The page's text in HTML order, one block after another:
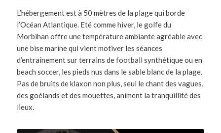
L’hébergement est à 50 mètres de la plage qui borde
l’Océan Atlantique. Eté comme hiver, le golfe du
Morbihan offre une température ambiante agréable avec
une bise marine qui vient motiver les séances
d’entraînement sur terrains de football synthétique ou en
beach soccer, les pieds nus dans le sable blanc de la plage.
Pas de bruits de klaxon non plus, seul le chant des vagues,
des goélands et des mouettes, animent la tranquillité des
lieux.